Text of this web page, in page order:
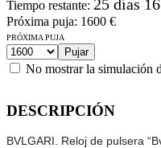
Tiempo restante: 25 días
Próxima puja: 1600 €
PRÓXIMA PUJA
No mostrar la simulación
DESCRIPCIÓN
BVLGARI. Reloj de pulsera